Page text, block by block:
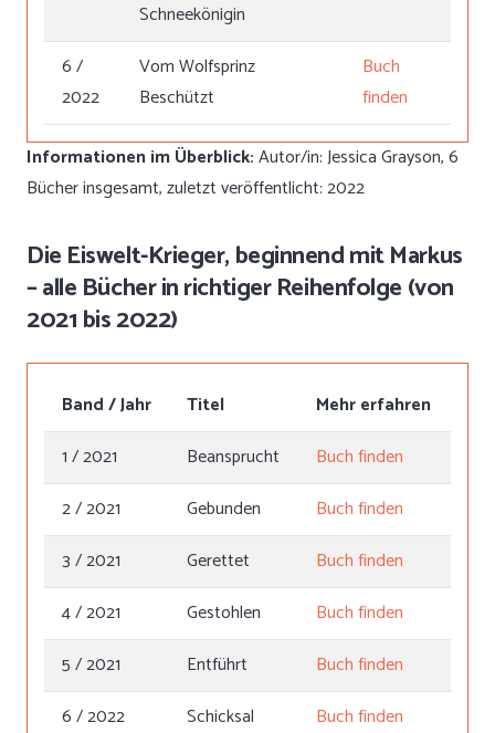
Schneekönigin
6 /
2022
Vom Wolfsprinz
Beschützt
Buch
finden
Informationen im Überblick:Autor/in: Jessica Grayson, 6
Bücher insgesamt, zuletzt veröffentlicht: 2022
Die Eiswelt-Krieger, beginnend mit Markus
– alle Bücher in richtiger Reihenfolge (von
2021 bis 2022)
Band / Jahr Titel
Mehr erfahren
1 / 2021
Beansprucht
Buch finden
2 / 2021
Gebunden
Buch finden
3 / 2021
Gerettet
Buch finden
4 / 2021
Gestohlen
Buch finden
5 / 2021
Entführt
Buch finden
6 / 2022
Schicksal
Buch finden